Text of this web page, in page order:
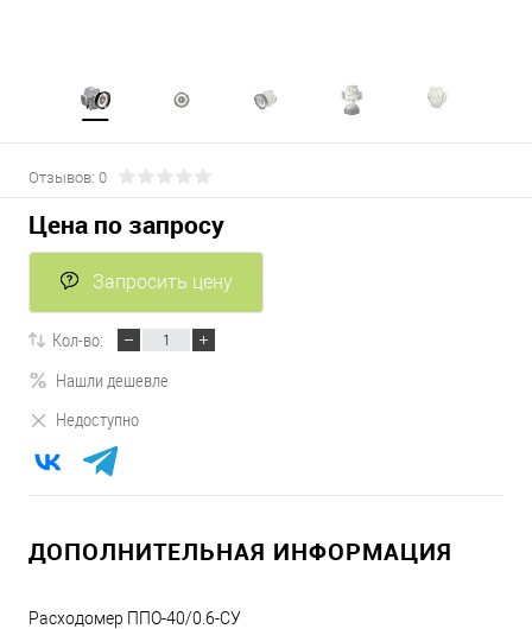
Отзывов: 0
Цена по запросу
Запросить цену
Кол-во:
Нашли дешевле
Недоступно
ДОПОЛНИТЕЛЬНАЯ ИНФОРМАЦИЯ
Расходомер ППО-40/0.6-СУ